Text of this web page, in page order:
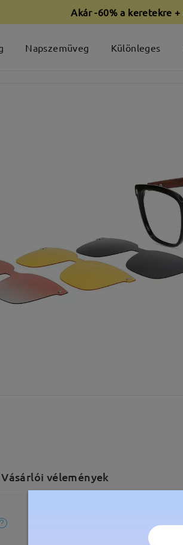
Akár -60% a keretekre
Napszemüveg Különleges
Vásárlói vélemények